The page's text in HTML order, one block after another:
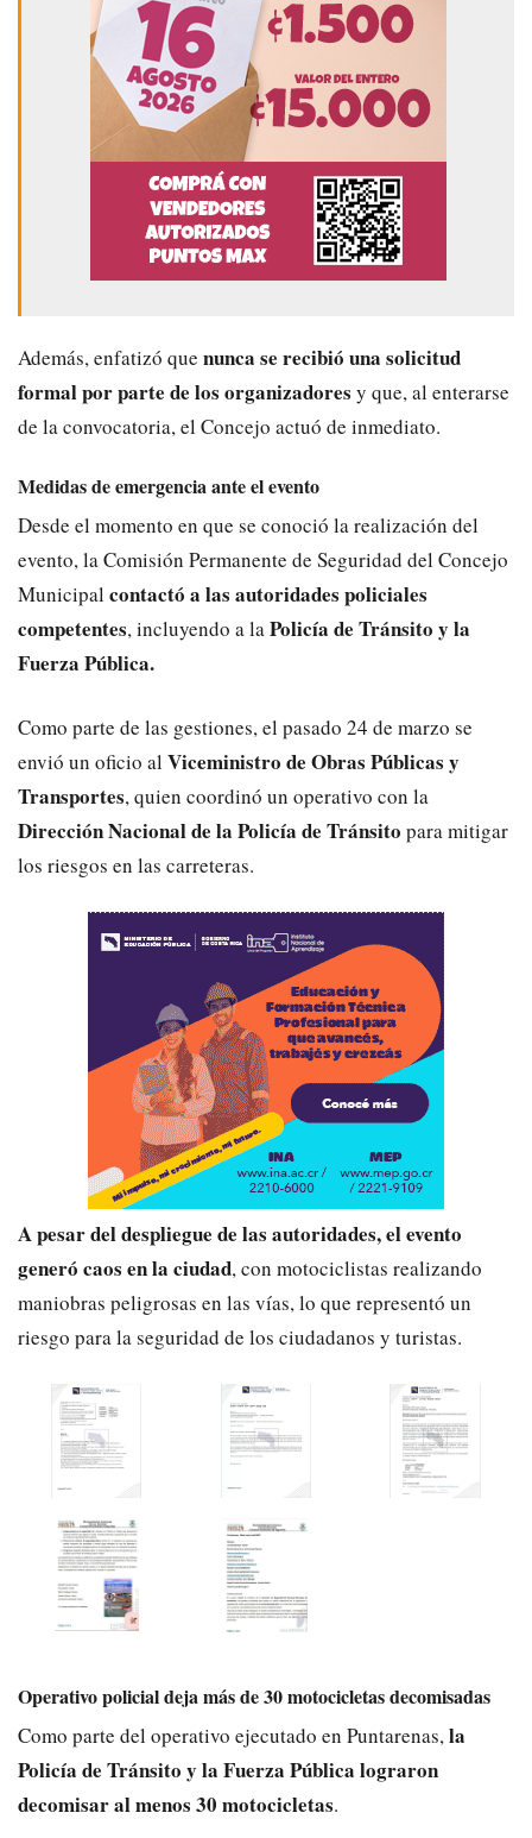
Además, enfatizó que nunca se recibió una solicitud
formal por parte de los organizadores y que, al enterarse
de la convocatoria, el Concejo actuó de inmediato.
Medidas de emergencia ante el evento
Desde el momento en que se conoció la realización del
evento, la Comisión Permanente de Seguridad del Concejo
Municipal contactó a las autoridades policiales
competentes, incluyendo a laPolicía de Tránsito y la
Fuerza Pública.
Como parte de las gestiones, el pasado 24 de marzo se
envió un oficio al Viceministro de Obras Públicas y
Transportes, quien coordinó un operativo con la
Dirección Nacional de la Policía de Tránsito para mitigar
los riesgos en las carreteras.
A pesar del despliegue de las autoridades, el evento
generó caos en la ciudad, con motociclistas realizando
maniobras peligrosas en las vías, lo que representó un
riesgo para la seguridad de los ciudadanos y turistas.
Operativo policial deja más de 30 motocicletas decomisadas
Como parte del operativo ejecutado en Puntarenas,la
Policía de Tránsito y la Fuerza Pública lograron
decomisar al menos 30 motocicletas.